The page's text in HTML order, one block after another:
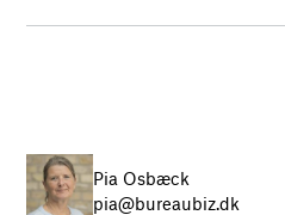
Pia Osbæck
pia@bureaubiz.dk